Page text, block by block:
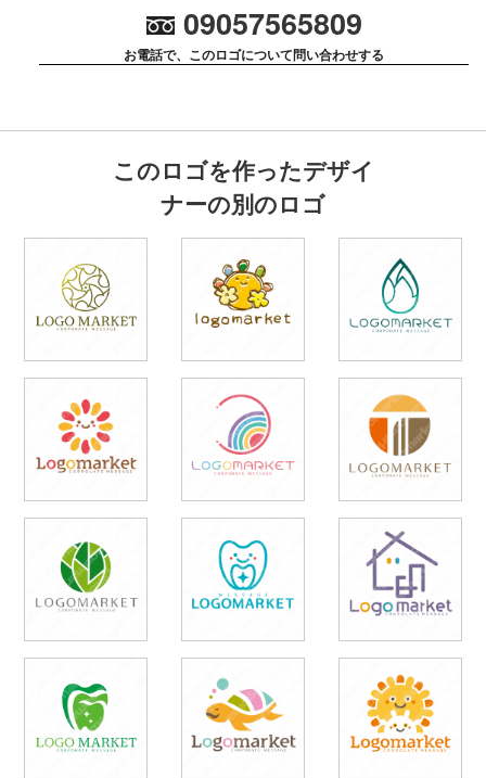
09057565809
お電話で、このロゴについて問い合わせする
このロゴを作ったデザイ
ナーの別のロゴ